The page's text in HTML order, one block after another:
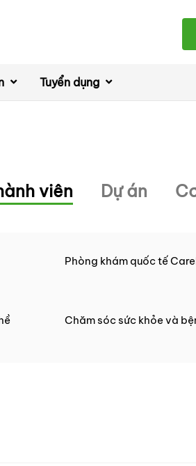
Tuyển dụng
viên Dự án
Phòng khám quốc tế
Chăm sóc sức khỏe và